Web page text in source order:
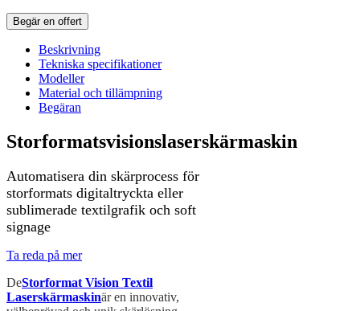
Begär en offert
Beskrivning
Tekniska specifikationer
Modeller
Material och tillämpning
Begäran
Storformatsvisionslaserskärmaskin
Automatisera din skärprocess för
storformats digitaltryckta eller
sublimerade textilgrafik och soft
signage
Ta reda på mer
DeStorformat Vision Textil
Laserskärmaskinär en innovativ,